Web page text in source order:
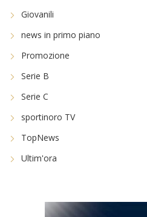
Giovanili
news in primo piano
Promozione
Serie B
Serie C
sportinoro TV
TopNews
Ultim'ora